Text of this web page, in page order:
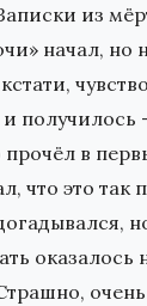
из
начал, но
и получилось
прочёл в
что это так